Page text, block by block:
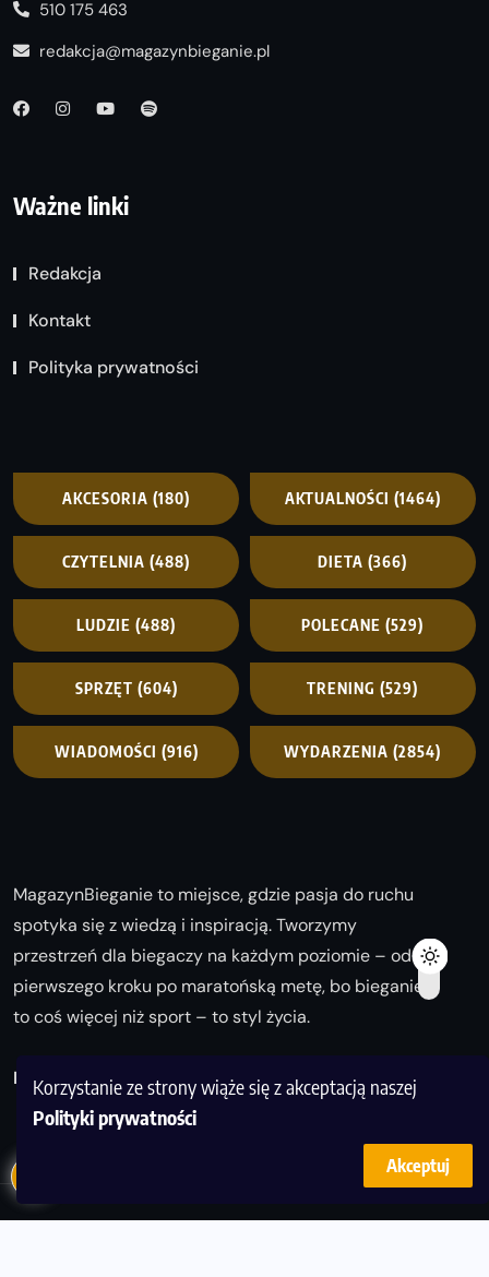
Korzystanie ze strony wiąże się z akceptacją naszej
Polityki prywatności
Akceptuj
510 175 463
redakcja@magazynbieganie.pl
Ważne linki
Redakcja
Kontakt
Polityka prywatności
AKCESORIA (180) AKTUALNOŚCI (1464)
CZYTELNIA (488) DIETA (366)
LUDZIE (488) POLECANE (529)
SPRZĘT (604) TRENING (529)
WIADOMOŚCI (916) WYDARZENIA (2854)
MagazynBieganie to miejsce, gdzie pasja do ruchu
spotyka się z wiedzą i inspiracją. Tworzymy
przestrzeń dla biegaczy na każdym poziomie – od
pierwszego kroku po maratońską metę, bo bieganie
to coś więcej niż sport – to styl życia.
Biegaj z nami i odkrywaj swoją najlepszą wersję!